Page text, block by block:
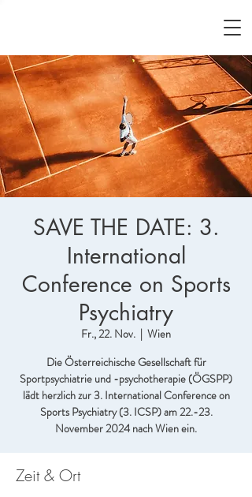
SAVE THE DATE: 3.
International
Conference on Sports
Psychiatry
Fr., 22. Nov.
  |
Wien
Die Österreichische Gesellschaft für
Sportpsychiatrie und -psychotherapie (ÖGSPP)
lädt herzlich zur 3. International Conference on
Sports Psychiatry (3. ICSP) am 22.-23.
November 2024 nach Wien ein.
Zeit & Ort